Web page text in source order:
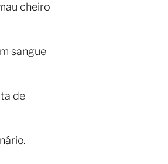
cheiro
sangue
de